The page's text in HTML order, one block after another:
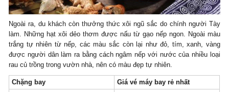
Ngoài ra, du khách còn thưởng thức xôi ngũ sắc do chính người Tày
làm. Những hạt xôi dẻo thơm được nấu từ gạo nếp ngon. Ngoài màu
trắng tự nhiên từ nếp, các màu sắc còn lại như đỏ, tím, xanh, vàng
được người dân làm ra bằng cách ngâm nếp với nước của nhiều loại
rau củ trồng trong vườn nhà, nên có màu đẹp tự nhiên.
Chặng bay
Giá vé máy bay rẻ nhất